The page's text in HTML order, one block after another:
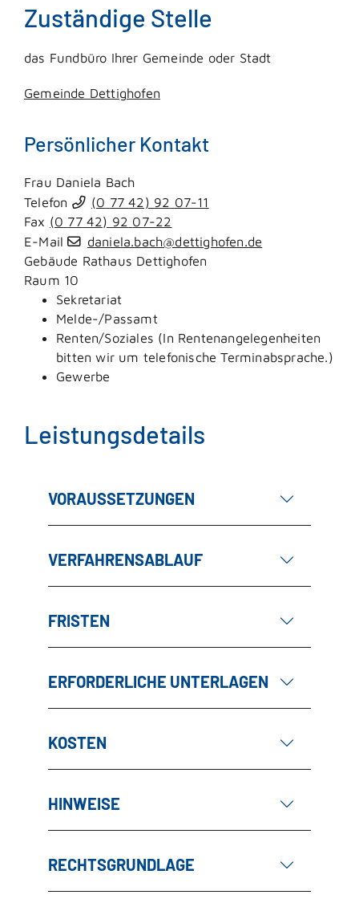
Zuständige Stelle
das Fundbüro Ihrer Gemeinde oder Stadt
Gemeinde Dettighofen
Persönlicher Kontakt
Frau Daniela Bach
Telefon
(0 77 42) 92 07-11
Fax (0 77 42) 92 07-22
E-Mail
daniela.bach@dettighofen.de
Gebäude Rathaus Dettighofen
Raum 10
Sekretariat
Melde-/Passamt
Renten/Soziales (In Rentenangelegenheiten
bitten wir um telefonische Terminabsprache.)
Gewerbe
Leistungsdetails
VORAUSSETZUNGEN
VERFAHRENSABLAUF
FRISTEN
ERFORDERLICHE UNTERLAGEN
KOSTEN
HINWEISE
RECHTSGRUNDLAGE